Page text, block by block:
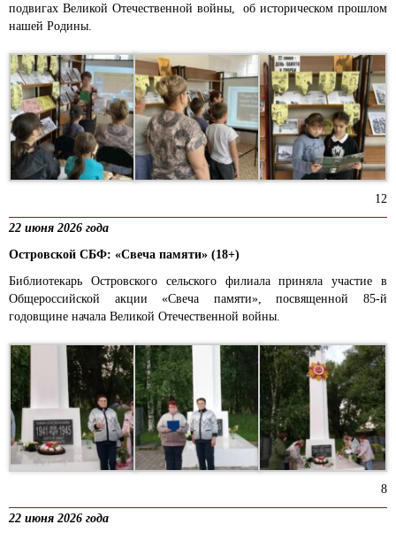
подвигах Великой Отечественной войны, об историческом прошлом
нашей Родины.
12
22 июня 2026 года
Островской СБФ: «Свеча памяти» (18+)
Библиотекарь Островского сельского филиала приняла участие в
Общероссийской акции «Свеча памяти», посвященной 85-й
годовщине начала Великой Отечественной войны.
8
22 июня 2026 года